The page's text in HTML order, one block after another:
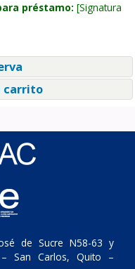
préstamo: Signatura
carrito
de Sucre N58-63 y
– San Carlos, Quito –